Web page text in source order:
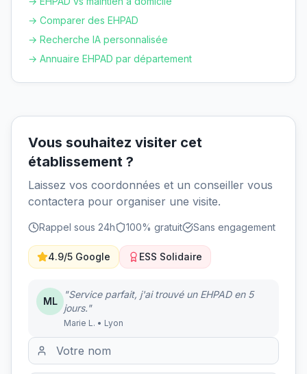
→ Comparer des EHPAD
→ Recherche IA personnalisée
→ Annuaire EHPAD par département
Vous souhaitez visiter cet
établissement ?
Laissez vos coordonnées et un conseiller vous
contactera pour organiser une visite.
Rappel sous 24h 100% gratuit Sans engagement
4.9/5 Google ESS Solidaire
ML
"Service parfait, j'ai trouvé un EHPAD en 5
jours."
Marie L. • Lyon